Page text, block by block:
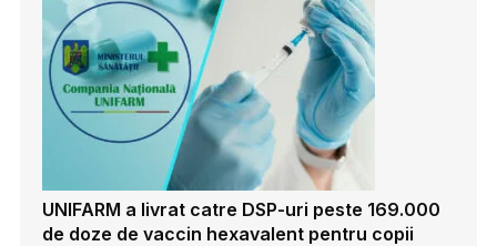
UNIFARM a livrat catre DSP-uri peste 169.000
de doze de vaccin hexavalent pentru copii